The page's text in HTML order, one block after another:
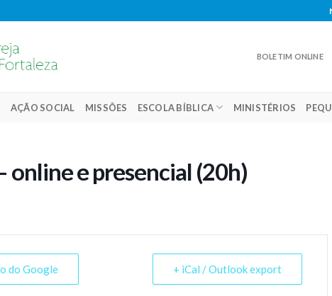
BOLETIM ONLINE
AÇÃO SOCIAL MISSÕES ESCOLA BÍBLICA MINISTÉRIOS
online e presencial (20h)
do Google + iCal / Outlook export